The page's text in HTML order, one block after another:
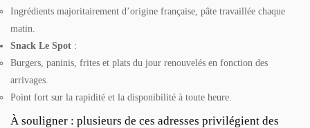
Ingrédients majoritairement d’origine française, pâte travaillée chaque
matin.
Snack Le Spot :
Burgers, paninis, frites et plats du jour renouvelés en fonction des
arrivages.
Point fort sur la rapidité et la disponibilité à toute heure.
À souligner : plusieurs de ces adresses privilégient des